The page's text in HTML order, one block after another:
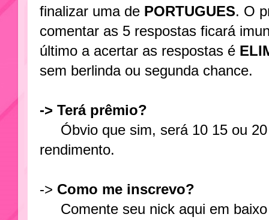
finalizar uma de PORTUGUES. O
comentar as 5 respostas ficará
último a acertar as respostas é
sem berlinda ou segunda chance.
-> Terá prêmio?
Óbvio que sim, será 10 15 ou 20
rendimento.
-> Como me inscrevo?
Comente seu nick aqui em baixo